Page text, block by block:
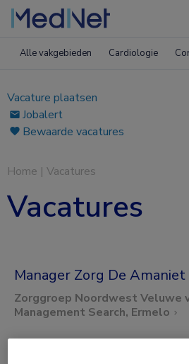
Alle vakgebieden Cardiologie
Vacature plaatsen
Jobalert
Bewaarde vacatures
Home | Vacatures
Vacatures
Manager Zorg De Amaniet
Zorggroep Noordwest Veluwe
Management Search, Ermelo